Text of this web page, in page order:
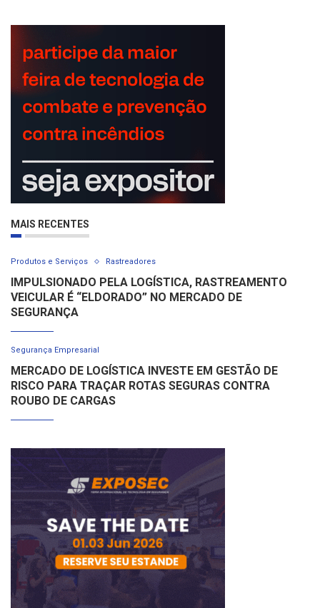
MAIS RECENTES
Produtos e Serviços Rastreadores
IMPULSIONADO PELA LOGÍSTICA, RASTREAMENTO
VEICULAR É “ELDORADO” NO MERCADO DE
SEGURANÇA
Segurança Empresarial
MERCADO DE LOGÍSTICA INVESTE EM GESTÃO DE
RISCO PARA TRAÇAR ROTAS SEGURAS CONTRA
ROUBO DE CARGAS